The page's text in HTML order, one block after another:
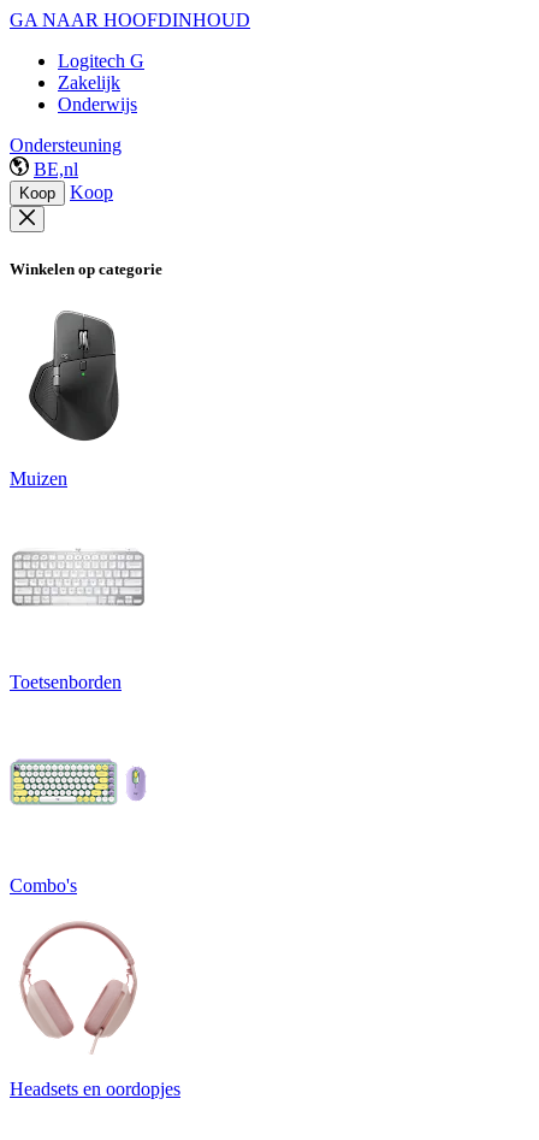
GA NAAR HOOFDINHOUD
Logitech G
Zakelijk
Onderwijs
Ondersteuning
BE,nl
Koop Koop
Winkelen op categorie
Muizen
Toetsenborden
Combo's
Headsets en oordopjes